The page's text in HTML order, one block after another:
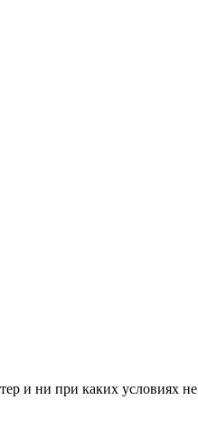
и ни при каких условиях